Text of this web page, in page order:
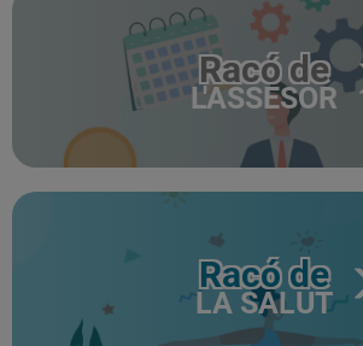
Racó de
L'ASSESOR
Racó de
LA SALUT